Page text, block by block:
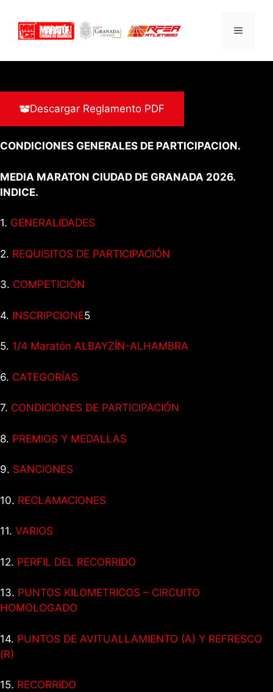
contenido
MENÚ
Descargar Reglamento PDF
CONDICIONES GENERALES DE PARTICIPACION.
MEDIA MARATON CIUDAD DE GRANADA 2026.
INDICE.
1. GENERALIDADES
2. REQUISITOS DE PARTICIPACIÓN
3. COMPETICIÓN
4. INSCRIPCIONE5
5. 1/4 Maratón ALBAYZÍN-ALHAMBRA
6. CATEGORÍAS
7. CONDICIONES DE PARTICIPACIÓN
8. PREMIOS Y MEDALLAS
9. SANCIONES
10. RECLAMACIONES
11. VARIOS
12. PERFIL DEL RECORRIDO
13. PUNTOS KILOMETRICOS – CIRCUITO
HOMOLOGADO
14. PUNTOS DE AVITUALLAMIENTO (A) Y REFRESCO
(R)
15. RECORRIDO